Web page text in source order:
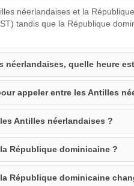
néerlandaises et la
tandis que la République
néerlandaises, quelle heure
appeler entre les Antilles
Antilles néerlandaises ?
République dominicaine ?
République dominicaine